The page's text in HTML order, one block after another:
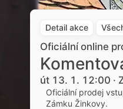
Detail akce
Oficiální online
út 13. 1. 12:00 ·
Oficiální prodej
Zámku Žinkovy.